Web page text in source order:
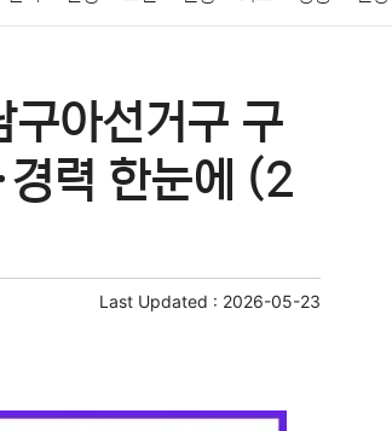
동산 외국어 교육 교통 생활
아선거구 구
경력 한눈에 (2
Last Updated : 2026-05-23